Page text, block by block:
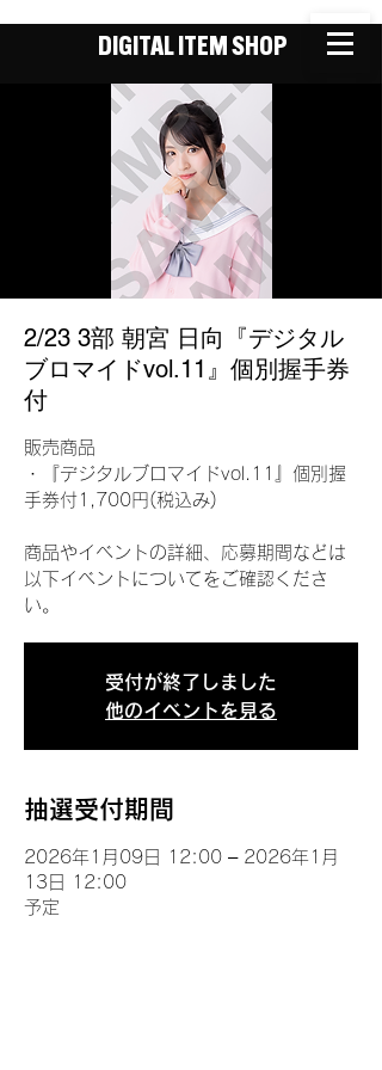
DIGITAL ITEM SHOP
2/23 3部 朝宮 日向『デジタル
ブロマイドvol.11』個別握手券
付
販売商品
・『デジタルブロマイドvol.11』個別握
手券付1,700円(税込み)
商品やイベントの詳細、応募期間などは
以下イベントについてをご確認くださ
い。
受付が終了しました
他のイベントを見る
抽選受付期間
2026年1月09日 12:00 – 2026年1月
13日 12:00
予定